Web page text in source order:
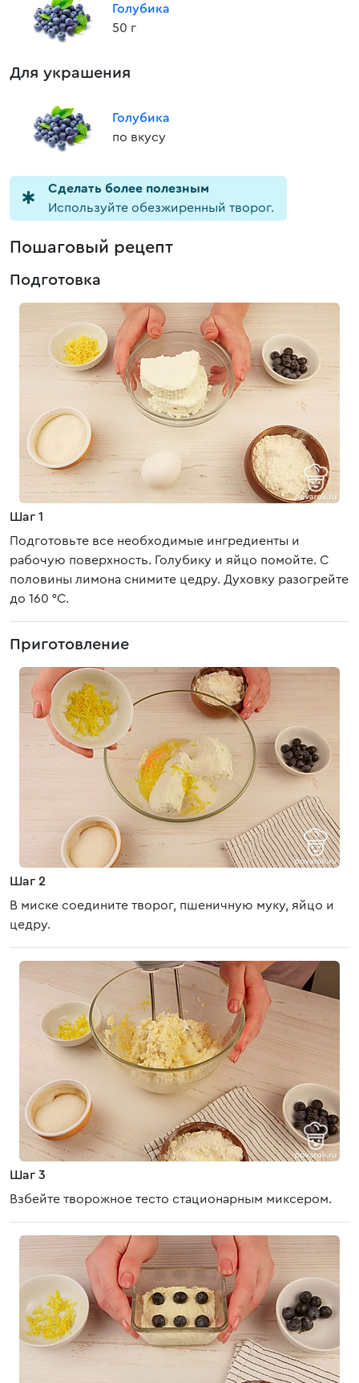
Голубика
50 г
Для украшения
Голубика
по вкусу
Cделать более полезным
Используйте обезжиренный творог.
Пошаговый рецепт
Подготовка
Шаг 1
Подготовьте все необходимые ингредиенты и
рабочую поверхность. Голубику и яйцо помойте. С
половины лимона снимите цедру. Духовку разогрейте
до 160 °С.
Приготовление
Шаг 2
В миске соедините творог, пшеничную муку, яйцо и
цедру.
Шаг 3
Взбейте творожное тесто стационарным миксером.